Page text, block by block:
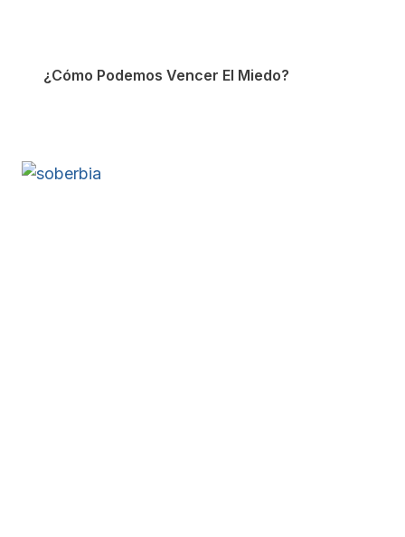
¿Cómo Podemos Vencer El Miedo?